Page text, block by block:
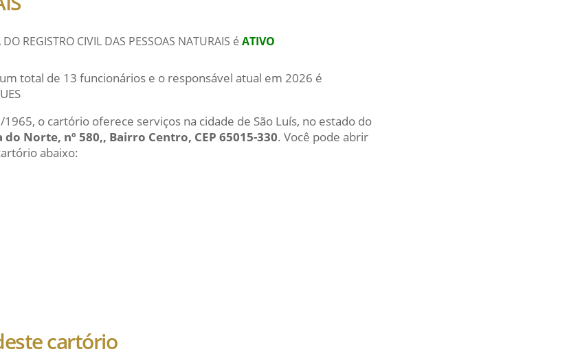
REGISTRO CIVIL DAS PESSOAS NATURAIS é ATIVO
total de 13 funcionários e o responsável atual em 2026 é
o cartório oferece serviços na cidade de São Luís, no estado do
do Norte, nº 580,, Bairro Centro, CEP 65015-330. Você pode abrir
abaixo:
cartório